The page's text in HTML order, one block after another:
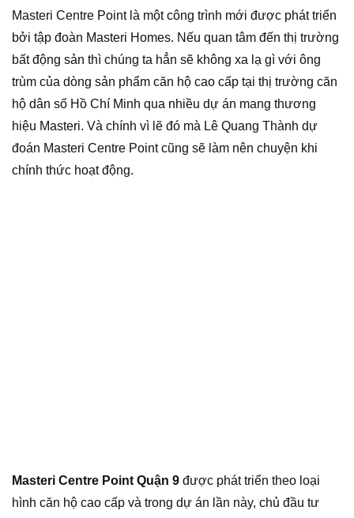
Masteri Centre Point là một công trình mới được phát triển
bởi tập đoàn Masteri Homes. Nếu quan tâm đến thị trường
bất động sản thì chúng ta hẳn sẽ không xa lạ gì với ông
trùm của dòng sản phẩm căn hộ cao cấp tại thị trường căn
hộ dân số Hồ Chí Minh qua nhiều dự án mang thương
hiệu Masteri. Và chính vì lẽ đó mà Lê Quang Thành dự
đoán Masteri Centre Point cũng sẽ làm nên chuyện khi
chính thức hoạt động.
Masteri Centre Point Quận 9 được phát triển theo loại
hình căn hộ cao cấp và trong dự án lần này, chủ đầu tư